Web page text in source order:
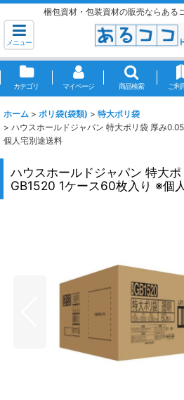
梱包資材・包装資材の販売ならある
メニュー
カテゴリ マイページ 商品検索 ご利
ホーム > ポリ袋(袋類) > 特大ポリ袋
> ハウスホールドジャパン 特大ポリ袋 厚み
個人宅別途送料
ハウスホールドジャパン 特大
GB1520 1ケース60枚入り ※個